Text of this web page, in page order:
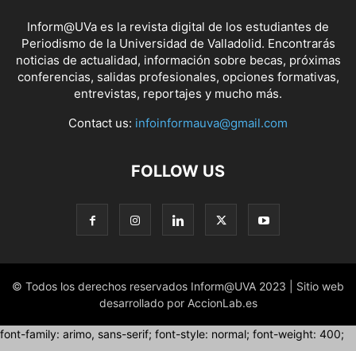
Inform@UVa es la revista digital de los estudiantes de
Periodismo de la Universidad de Valladolid. Encontrarás
noticias de actualidad, información sobre becas, próximas
conferencias, salidas profesionales, opciones formativas,
entrevistas, reportajes y mucho más.
Contact us: infoinformauva@gmail.com
FOLLOW US
© Todos los derechos reservados Inform@UVA 2023 | Sitio web
desarrollado por AccionLab.es
font-family: arimo, sans-serif; font-style: normal; font-weight: 400;